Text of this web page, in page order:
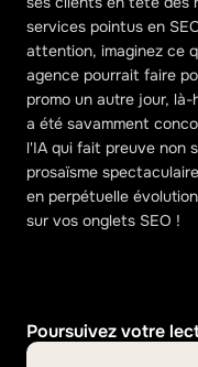
services pointus en
attention, imaginez ce
agence pourrait faire
promo un autre jour,
a été savamment
l'IA qui fait preuve non
prosaïsme
en perpétuelle
sur vos onglets SEO !
Poursuivez votre